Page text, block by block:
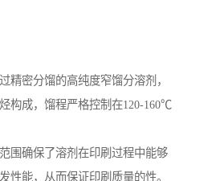
精密分馏的高纯度窄馏分溶剂，
构成，馏程严格控制在120-160℃
围确保了溶剂在印刷过程中能够
性能，从而保证印刷质量的性。